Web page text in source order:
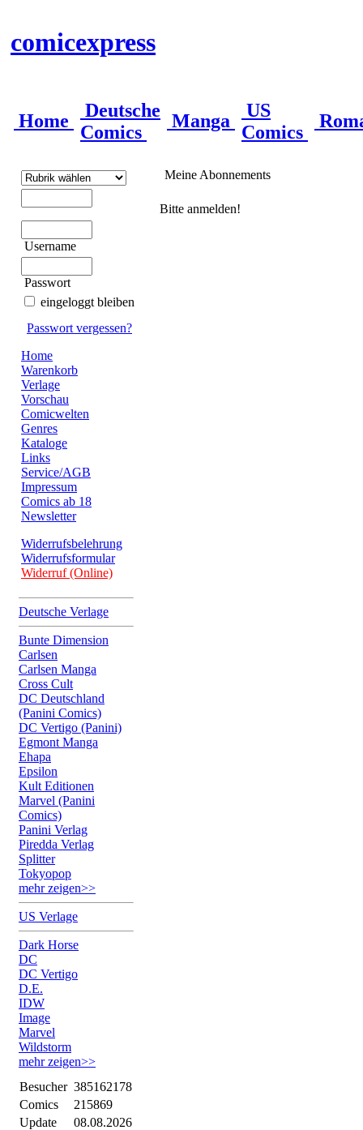
comicexpress
Home
Deutsche
Comics
Manga
US
Comics
Username
Passwort
eingeloggt bleiben
Passwort vergessen?
Home
Warenkorb
Verlage
Vorschau
Comicwelten
Genres
Kataloge
Links
Service/AGB
Impressum
Comics ab 18
Newsletter
Widerrufsbelehrung
Widerrufsformular
Widerruf (Online)
Deutsche Verlage
Bunte Dimension
Carlsen
Carlsen Manga
Cross Cult
DC Deutschland
(Panini Comics)
DC Vertigo (Panini)
Egmont Manga
Ehapa
Epsilon
Kult Editionen
Marvel (Panini
Comics)
Panini Verlag
Piredda Verlag
Splitter
Tokyopop
mehr zeigen>>
US Verlage
Dark Horse
DC
DC Vertigo
D.E.
IDW
Image
Marvel
Wildstorm
mehr zeigen>>
Besucher 385162178
Comics
215869
Update
08.08.2026
Meine Abonnements
Bitte anmelden!